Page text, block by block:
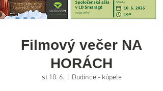
Filmový večer NA
HORÁCH
st 10. 6. Dudince - kúpele